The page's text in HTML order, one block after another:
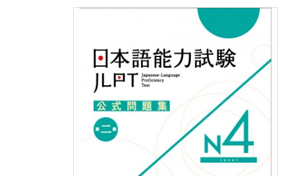
日本語学習者用教科書
ビジネスパーソン・研修生向け
短期滞在者向け
留学生向け専門分野
視聴覚・補助教材
ビデオ・ＤＶＤ
コンピューター
カセットテープ・ＣＤ
カード・ゲーム・絵教材
絵本・子ども向け補助
図表